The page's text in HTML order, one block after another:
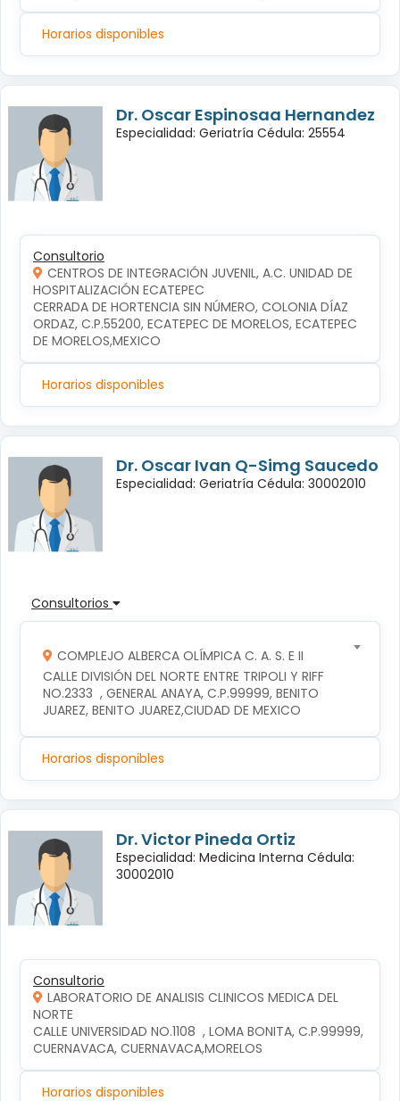
Horarios disponibles
Dr. Oscar Espinosaa Hernandez
Especialidad: Geriatría Cédula: 25554
Consultorio
CENTROS DE INTEGRACIÓN JUVENIL, A.C. UNIDAD DE
HOSPITALIZACIÓN ECATEPEC
CERRADA DE HORTENCIA SIN NÚMERO, COLONIA DÍAZ
ORDAZ, C.P.55200, ECATEPEC DE MORELOS, ECATEPEC
DE MORELOS,MEXICO
Horarios disponibles
Dr. Oscar Ivan Q-Simg Saucedo
Especialidad: Geriatría Cédula: 30002010
Consultorios
COMPLEJO ALBERCA OLÍMPICA C. A. S. E II
CALLE DIVISIÓN DEL NORTE ENTRE TRIPOLI Y RIFF
NO.2333  , GENERAL ANAYA, C.P.99999, BENITO
JUAREZ, BENITO JUAREZ,CIUDAD DE MEXICO
Horarios disponibles
Dr. Victor Pineda Ortiz
Especialidad: Medicina Interna Cédula:
30002010
Consultorio
LABORATORIO DE ANALISIS CLINICOS MEDICA DEL
NORTE
CALLE UNIVERSIDAD NO.1108  , LOMA BONITA, C.P.99999,
CUERNAVACA, CUERNAVACA,MORELOS
Horarios disponibles